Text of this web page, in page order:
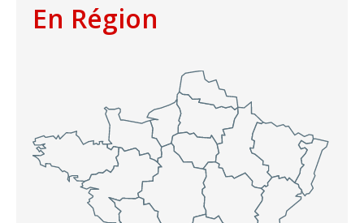
En Région